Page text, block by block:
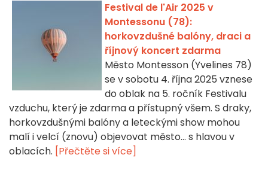
Festival de l'Air 2025 v
Montessonu (78):
horkovzdušné balóny, draci a
říjnový koncert zdarma
Město Montesson (Yvelines 78)
se v sobotu 4. října 2025 vznese
do oblak na 5. ročník Festivalu
vzduchu, který je zdarma a přístupný všem. S draky,
horkovzdušnými balóny a leteckými show mohou
malí i velcí (znovu) objevovat město... s hlavou v
oblacích. [Přečtěte si více]